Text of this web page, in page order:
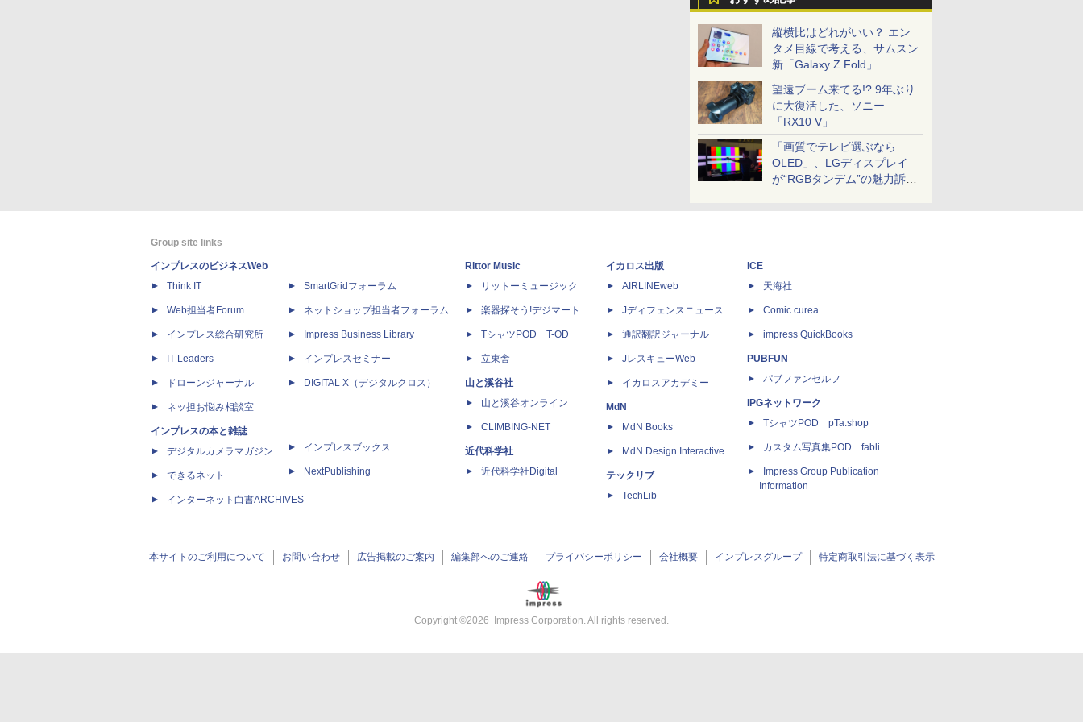
縦横比はどれがいい？ エン
タメ目線で考える、サムスン
新「Galaxy Z Fold」
望遠ブーム来てる!? 9年ぶり
に大復活した、ソニー
「RX10 V」
「画質でテレビ選ぶなら
OLED」、LGディスプレイ
が“RGBタンデム”の魅力訴
Group site links
インプレスのビジネスWeb
Think IT
Web担当者Forum
インプレス総合研究所
IT Leaders
ドローンジャーナル
ネッ担お悩み相談室
インプレスの本と雑誌
デジタルカメラマガジン
できるネット
インターネット白書ARCHIVES
SmartGridフォーラム
ネットショップ担当者フォーラム
Impress Business Library
インプレスセミナー
DIGITAL X（デジタルクロス）
インプレスブックス
NextPublishing
Rittor Music
リットーミュージック
楽器探そう!デジマート
TシャツPOD T-OD
立東舎
山と溪谷社
山と溪谷オンライン
CLIMBING-NET
近代科学社
近代科学社Digital
イカロス出版
AIRLINEweb
Jディフェンスニュース
通訳翻訳ジャーナル
JレスキューWeb
イカロスアカデミー
MdN
MdN Books
MdN Design Interactive
テックリブ
TechLib
ICE
天海社
Comic curea
impress QuickBooks
PUBFUN
パブファンセルフ
IPGネットワーク
TシャツPOD pTa.shop
カスタム写真集POD fabli
Impress Group Publication
Information
本サイトのご利用について お問い合わせ 広告掲載のご案内 編集部へのご連絡 プライバシーポリシー 会社概要 インプレスグループ 特定商取引法に基づく表示
Copyright ©2026 Impress Corporation. All rights reserved.